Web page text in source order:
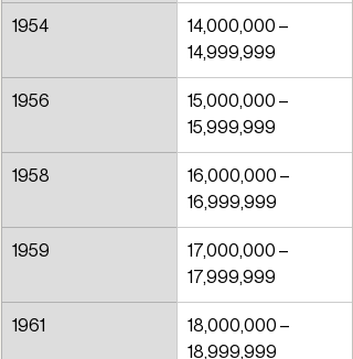
1954
14,000,000 –
14,999,999
1956
15,000,000 –
15,999,999
1958
16,000,000 –
16,999,999
1959
17,000,000 –
17,999,999
1961
18,000,000 –
18,999,999